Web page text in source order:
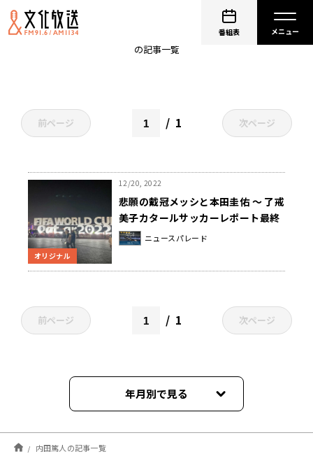
番組表
の記事一覧
前ページ 1 次ページ
オリジナル
12/20, 2022
悲願の戴冠メッシと本田圭佑 ～ 了戒
美子カタールサッカーレポート最終
回
ニュースパレード
前ページ 1 次ページ
年月別で見る
2022年12月
内田篤人の記事一覧